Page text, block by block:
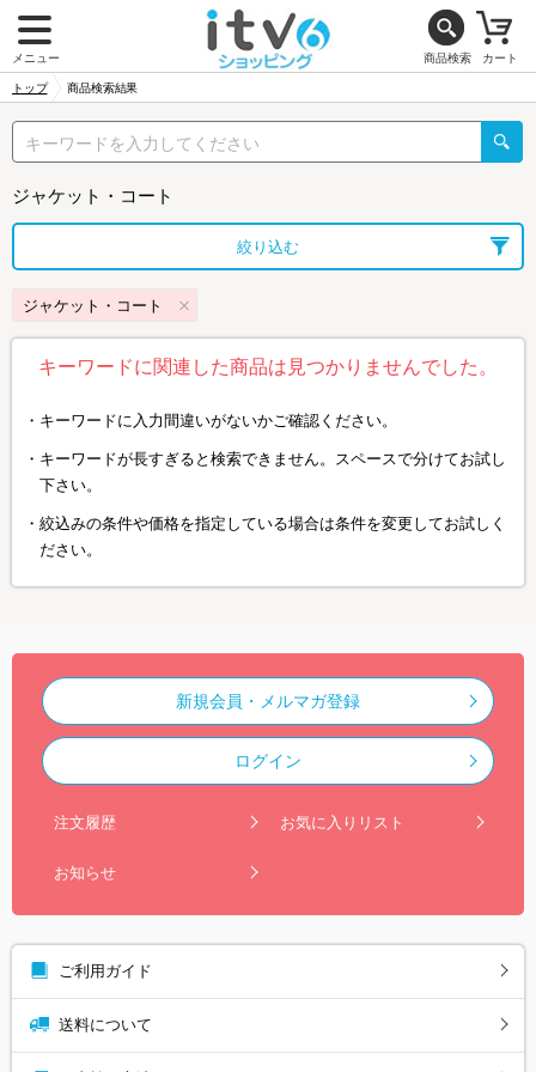
メニュー 商品検索 カート
トップ 商品検索結果
ジャケット・コート
絞り込む
ジャケット・コート
キーワードに関連した商品は見つかりませんでした。
キーワードに入力間違いがないかご確認ください。
キーワードが長すぎると検索できません。スペースで分けてお試し
下さい。
絞込みの条件や価格を指定している場合は条件を変更してお試しく
ださい。
新規会員・メルマガ登録
ログイン
注文履歴 お気に入りリスト
お知らせ
ご利用ガイド
送料について